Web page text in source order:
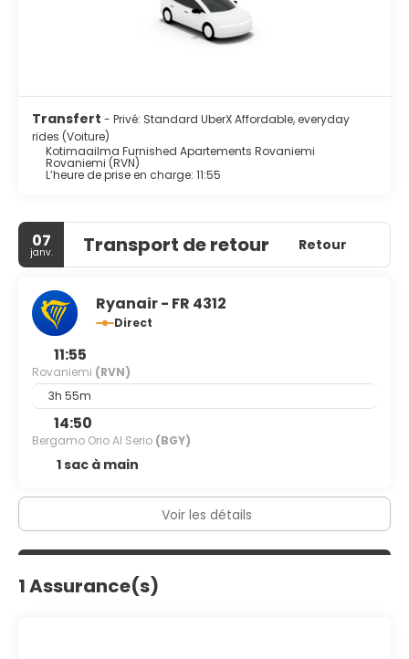
Transfert - Privé: Standard UberX Affordable, everyday
rides (Voiture)
Kotimaailma Furnished Apartements Rovaniemi
Rovaniemi (RVN)
L’heure de prise en charge: 11:55
07
janv. Transport de retour Retour
Ryanair - FR 4312
Direct
11:55
Rovaniemi (RVN)
3h 55m
14:50
Bergamo Orio Al Serio (BGY)
1 sac à main
Voir les détails
1 Assurance(s)